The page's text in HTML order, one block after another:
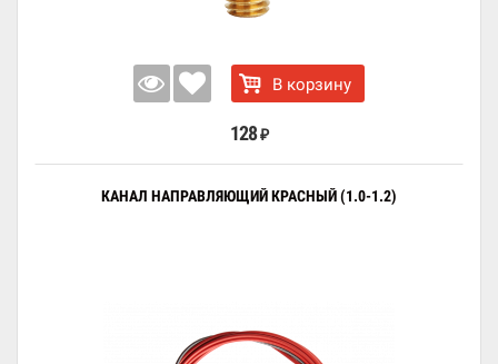
В корзину
128 ₽
КАНАЛ НАПРАВЛЯЮЩИЙ КРАСНЫЙ (1.0-1.2)